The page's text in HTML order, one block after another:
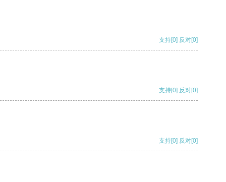
支持[0] 反对[0]
支持[0] 反对[0]
支持[0] 反对[0]